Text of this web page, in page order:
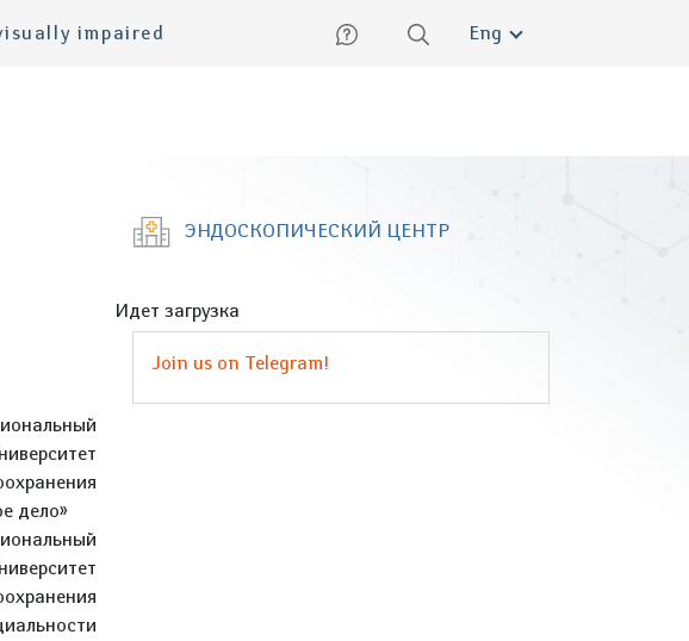
impaired English
дело»
ЭНДОСКОПИЧЕСКИЙ ЦЕНТР
Идет загрузка
Join us on Telegram!